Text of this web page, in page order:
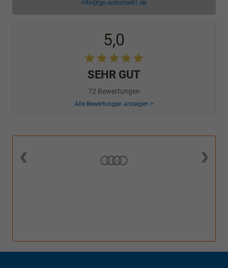
info@gs-automarkt.de
5,0
SEHR GUT
72 Bewertungen
Alle Bewertungen anzeigen >